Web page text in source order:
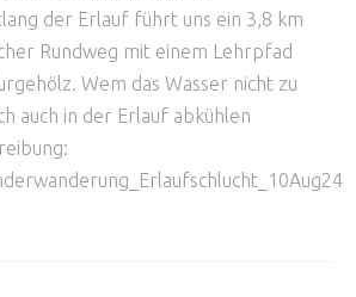
der Erlauf führt uns ein 3,8 km
Rundweg mit einem Lehrpfad
Wem das Wasser nicht zu
auch in der Erlauf abkühlen